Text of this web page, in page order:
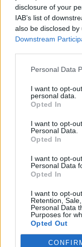
disclosure of your
IAB’s list of
also be disclosed
Downstream
Personal Data
I want to opt-
personal data.
Opted In
I want to opt-
Personal Data.
Opted In
I want to opt-
Personal Data
Opted In
I want to opt-
Retention,
Personal Data
Purposes for
Opted Out
μαγαζί. Είναι το
τις Κυριακές
λουκάνικό από
συντροφιά με
Φρόντισε να
βρεις έξω
γεμίζουν
υπέροχες
καλοκαιρινά